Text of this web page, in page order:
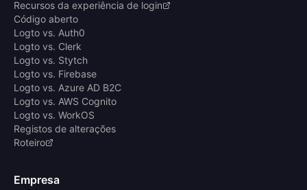
Recursos da experiência de login
Código aberto
Logto vs. Auth0
Logto vs. Clerk
Logto vs. Stytch
Logto vs. Firebase
Logto vs. Azure AD B2C
Logto vs. AWS Cognito
Logto vs. WorkOS
Registos de alterações
Roteiro
Empresa